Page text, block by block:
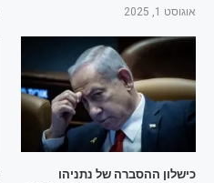
אוגוסט 1, 2025
כישלון ההסברה של נתניהו